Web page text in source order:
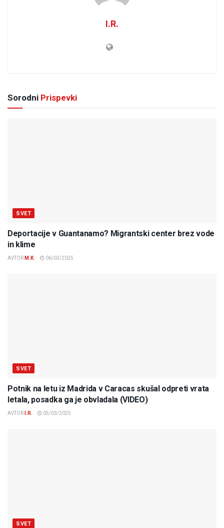
I.R.
Sorodni Prispevki
SVET
Deportacije v Guantanamo? Migrantski center brez vode
in klime
AVTOR M.K. 06/03/2025
SVET
Potnik na letu iz Madrida v Caracas skušal odpreti vrata
letala, posadka ga je obvladala (VIDEO)
AVTOR I.R. 05/03/2025
SVET